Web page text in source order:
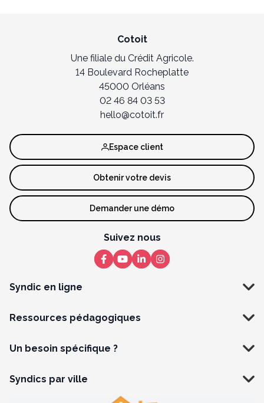
Cotoit
Une filiale du Crédit Agricole.
14 Boulevard Rocheplatte
45000 Orléans
02 46 84 03 53
hello@cotoit.fr
Syndic en ligne
Ressources pédagogiques
Un besoin spécifique ?
Espace client
Obtenir votre devis
Demander une démo
Suivez nous
Syndics par ville